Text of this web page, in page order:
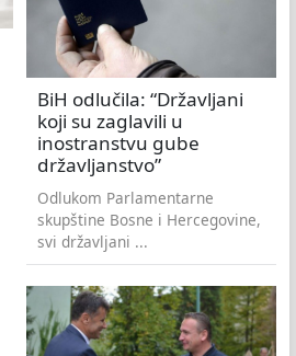
BiH odlučila: “Državljani
koji su zaglavili u
inostranstvu gube
državljanstvo”
Odlukom Parlamentarne
skupštine Bosne i Hercegovine,
svi državljani ...